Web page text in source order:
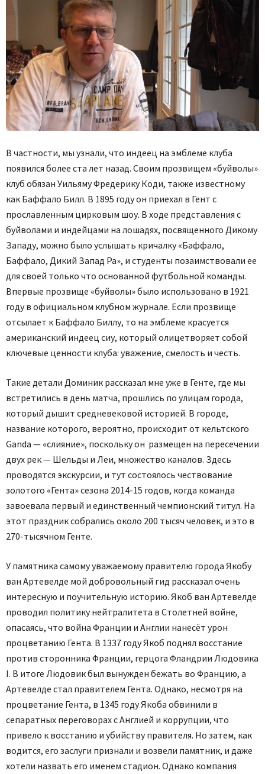
В частности, мы узнали, что индеец на эмблеме клуба
появился более ста лет назад. Своим прозвищем «буйволы»
клуб обязан Уильяму Фредерику Коди, также известному
как Баффало Билл. В 1895 году он приехал в Гент с
прославленным цирковым шоу. В ходе представления с
буйволами и индейцами на лошадях, посвященного Дикому
Западу, можно было услышать кричалку «Баффало,
Баффало, Дикий Запад Ра», и студенты позаимствовали ее
для своей только что основанной футбольной команды.
Впервые прозвище «буйволы» было использовано в 1921
году в официальном клубном журнале. Если прозвище
отсылает к Баффало Биллу, то на эмблеме красуется
американский индеец сиу, который олицетворяет собой
ключевые ценности клуба: уважение, смелость и честь.
Такие детали Доминик рассказал мне уже в Генте, где мы
встретились в день матча, прошлись по улицам города,
который дышит средневековой историей. В городе,
название которого, вероятно, происходит от кельтского
Ganda — «слияние», поскольку он размещен на пересечении
двух рек — Шельды и Леи, множество каналов. Здесь
проводятся экскурсии, и тут состоялось чествование
золотого «Гента» сезона 2014-15 годов, когда команда
завоевала первый и единственный чемпионский титул. На
этот праздник собрались около 200 тысяч человек, и это в
270-тысячном Генте.
У памятника самому уважаемому правителю города Якобу
ван Артевелде мой добровольный гид рассказал очень
интересную и поучительную историю. Якоб ван Артевелде
проводил политику нейтралитета в Столетней войне,
опасаясь, что война Франции и Англии нанесёт урон
процветанию Гента. В 1337 году Якоб поднял восстание
против сторонника Франции, герцога Фландрии Людовика
I. В итоге Людовик был вынужден бежать во Францию, а
Артевелде стал правителем Гента. Однако, несмотря на
процветание Гента, в 1345 году Якоба обвинили в
сепаратных переговорах с Англией и коррупции, что
привело к восстанию и убийству правителя. Но затем, как
водится, его заслуги признали и возвели памятник, и даже
хотели назвать его именем стадион. Однако компания